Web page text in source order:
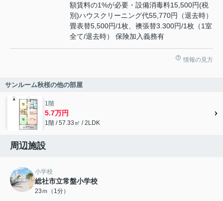
額賃料の1%が必要・設備消毒料15,500円(税
別)ハウスクリーニング代55,770円（退去時）
畳表替5,500円/1枚、襖張替3.300円/1枚（1室
全て/退去時） 保険加入義務有
情報の見方
サンルーム秋桜の他の部屋
1階
5.7万円
1階 / 57.33㎡ / 2LDK
周辺施設
小学校
総社市立常盤小学校
23ｍ（1分）